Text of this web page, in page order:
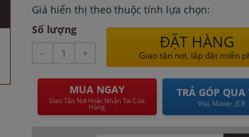
Giá hiển thị theo thuộc tính lựa chọn:
Số lượng
-
+
ĐẶT HÀNG
Giao tận nơi, lắp đặt miễn
MUA NGAY
Giao Tận Nơi Hoặc Nhận Tại Cửa
Hàng
TRẢ GÓP QUA
Visa, Master, JCB